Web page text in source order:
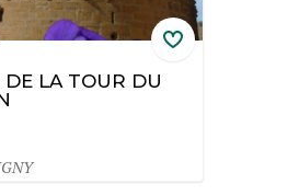
DE LA TOUR DU